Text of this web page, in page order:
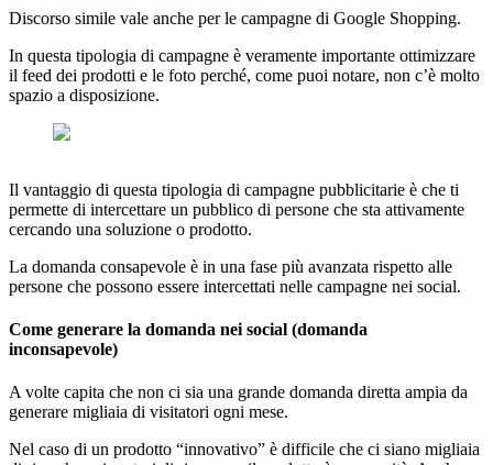
Discorso simile vale anche per le campagne di Google Shopping.
In questa tipologia di campagne è veramente importante ottimizzare
il feed dei prodotti e le foto perché, come puoi notare, non c’è molto
spazio a disposizione.
Il vantaggio di questa tipologia di campagne pubblicitarie è che ti
permette di intercettare un pubblico di persone che sta attivamente
cercando una soluzione o prodotto.
La domanda consapevole è in una fase più avanzata rispetto alle
persone che possono essere intercettati nelle campagne nei social.
Come generare la domanda nei social (domanda
inconsapevole)
A volte capita che non ci sia una grande domanda diretta ampia da
generare migliaia di visitatori ogni mese.
Nel caso di un prodotto “innovativo” è difficile che ci siano migliaia